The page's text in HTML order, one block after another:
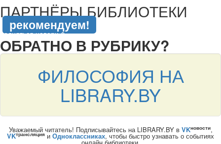
ПАРТНЁРЫ БИБЛИОТЕКИ
рекомендуем!
подняться наверх ↑
ОБРАТНО В РУБРИКУ?
ФИЛОСОФИЯ НА
LIBRARY.BY
Уважаемый читатель! Подписывайтесь на LIBRARY.BY в VKновости,
VKтрансляция и Одноклассниках, чтобы быстро узнавать о событиях